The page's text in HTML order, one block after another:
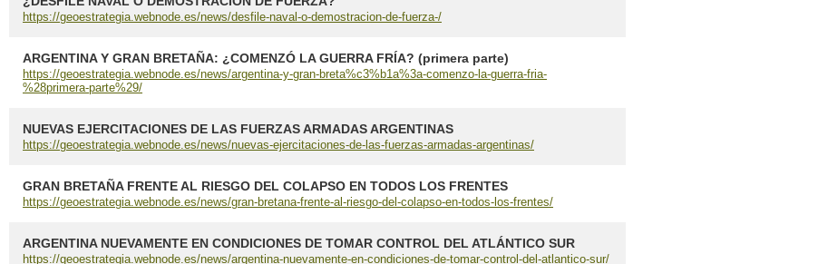
https://geoestrategia.webnode.es/news/desfile-naval-o-demostracion-de-fuerza-/
ARGENTINA Y GRAN BRETAÑA: ¿COMENZÓ LA GUERRA FRÍA? (primera parte)
https://geoestrategia.webnode.es/news/argentina-y-gran-breta%c3%b1a%3a-comenzo-la-guerra-fria-
%28primera-parte%29/
NUEVAS EJERCITACIONES DE LAS FUERZAS ARMADAS ARGENTINAS
https://geoestrategia.webnode.es/news/nuevas-ejercitaciones-de-las-fuerzas-armadas-argentinas/
GRAN BRETAÑA FRENTE AL RIESGO DEL COLAPSO EN TODOS LOS FRENTES
https://geoestrategia.webnode.es/news/gran-bretana-frente-al-riesgo-del-colapso-en-todos-los-frentes/
ARGENTINA NUEVAMENTE EN CONDICIONES DE TOMAR CONTROL DEL ATLÁNTICO SUR
https://geoestrategia.webnode.es/news/argentina-nuevamente-en-condiciones-de-tomar-control-del-atlantico-sur/